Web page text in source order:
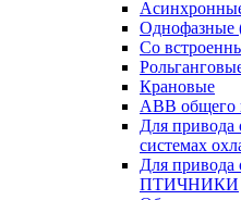
Со
Крановые
АВВ общего
Для привода
системах
Для привода
ПТИЧНИКИ